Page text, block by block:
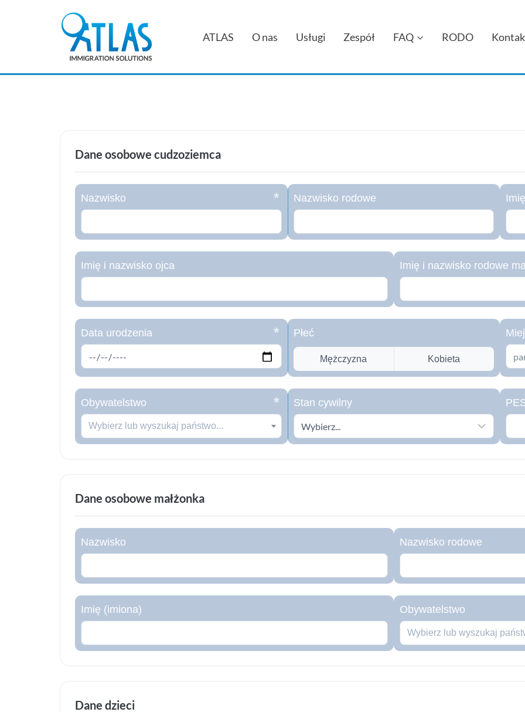
ATLAS O nas Usługi Zespół FAQ RODO
Dane osobowe cudzoziemca
Nazwisko Nazwisko rodowe
Imię i nazwisko ojca Imię i nazwisko rodowe
Data urodzenia Płeć
Mężczyzna Kobieta
Obywatelstwo
Wybierz lub wyszukaj państwo...
Stan cywilny
Dane osobowe małżonka
Nazwisko Nazwisko rodowe
Imię (imiona) Obywatelstwo
Wybierz lub wyszukaj
Dane dzieci